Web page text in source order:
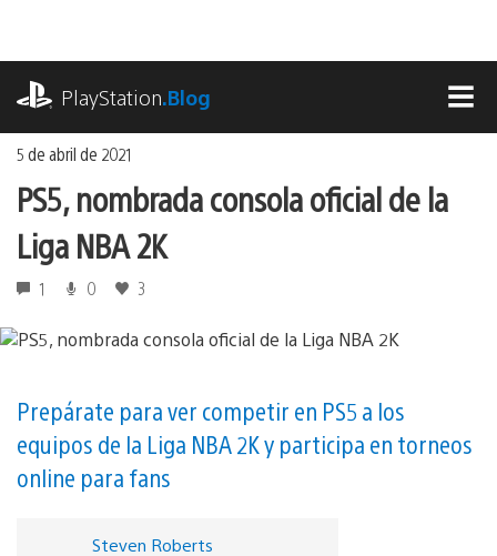
contenido
PlayStation.Blog
5 de abril de 2021
PS5, nombrada consola oficial de la
Liga NBA 2K
1 0 3
Prepárate para ver competir en PS5 a los
equipos de la Liga NBA 2K y participa en torneos
online para fans
Steven Roberts